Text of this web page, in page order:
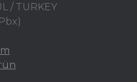
/ TURKEY